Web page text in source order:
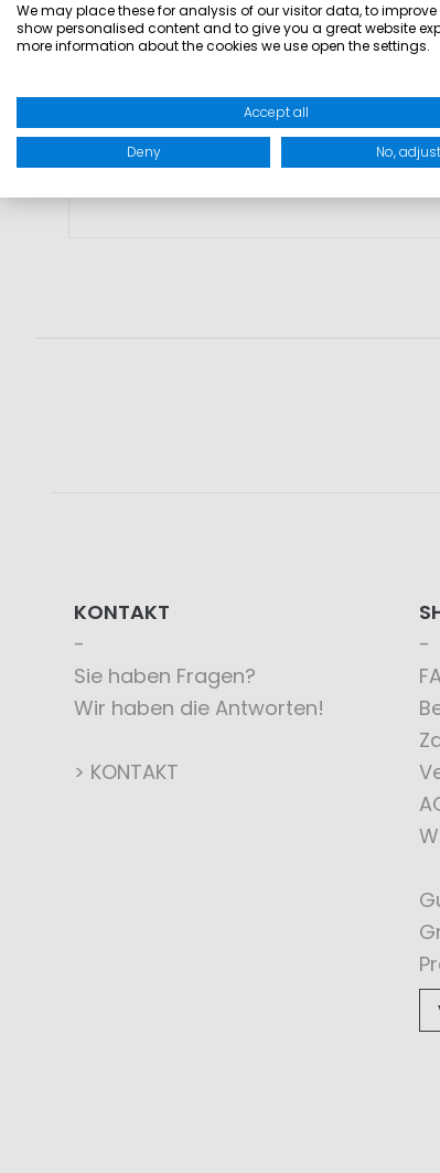
gute Belüftung. Die schlichte
• Geeignet für Branding
MATERIAL: 100% Polyester
KONTAKT
Sie haben Fragen?
Wir haben die Antworten!
> KONTAKT
We may place these for analysis of our visitor data, to improve
show personalised content and to give you a great website
more information about the cookies we use open the settings.
Accept all
Deny No, adjust